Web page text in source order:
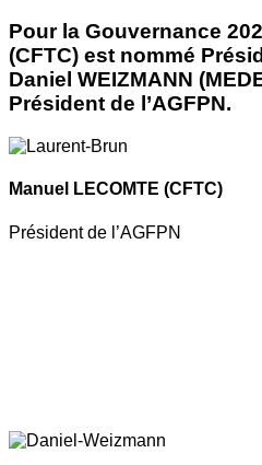
Pour la Gouvernance
(CFTC) est nommé
Daniel WEIZMANN
Président de l’AGFPN.
Manuel LECOMTE (CFTC)
Président de l’AGFPN